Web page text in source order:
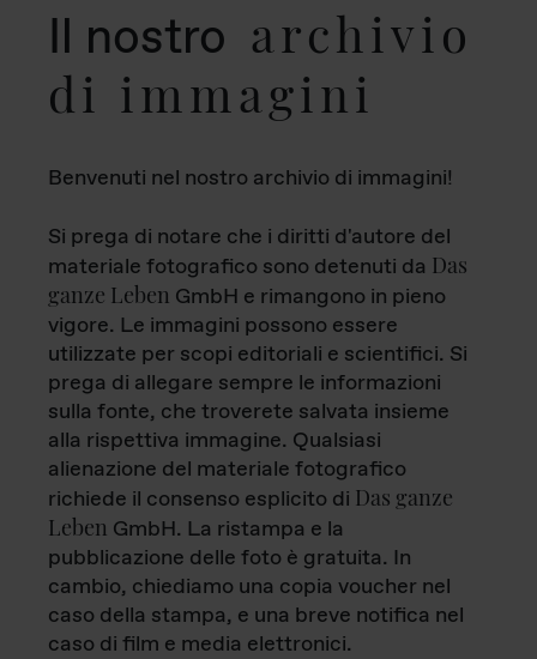
Il nostro archivio
di immagini
Benvenuti nel nostro archivio di immagini!
Si prega di notare che i diritti d'autore del
materiale fotografico sono detenuti da Das
ganze Leben GmbH e rimangono in pieno
vigore. Le immagini possono essere
utilizzate per scopi editoriali e scientifici. Si
prega di allegare sempre le informazioni
sulla fonte, che troverete salvata insieme
alla rispettiva immagine. Qualsiasi
alienazione del materiale fotografico
richiede il consenso esplicito di Das ganze
Leben GmbH. La ristampa e la
pubblicazione delle foto è gratuita. In
cambio, chiediamo una copia voucher nel
caso della stampa, e una breve notifica nel
caso di film e media elettronici.